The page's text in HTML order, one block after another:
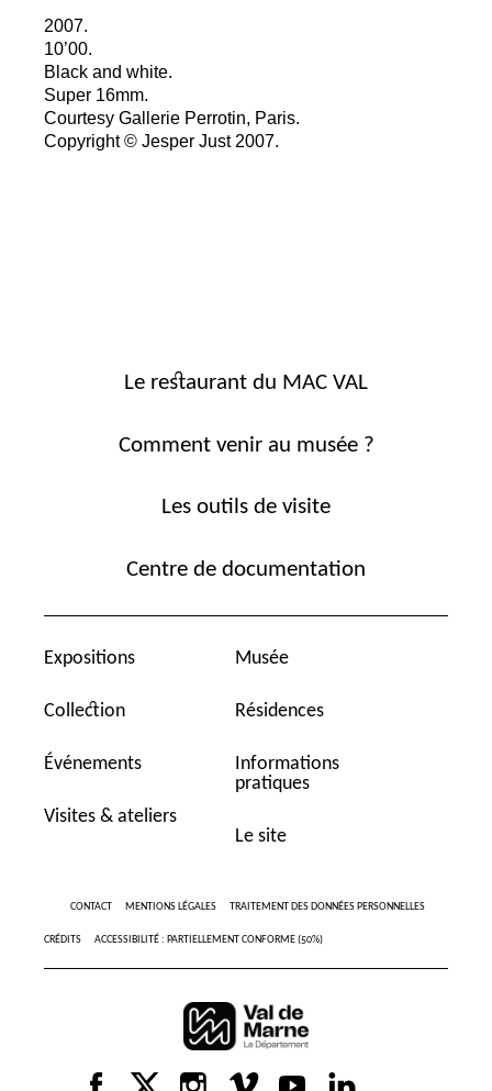
2007.
10’00.
Black and white.
Super 16mm.
Courtesy Gallerie Perrotin, Paris.
Copyright © Jesper Just 2007.
Le restaurant du MAC VAL
Comment venir au musée ?
Les outils de visite
Centre de documentation
Expositions
Collection
Événements
Visites & ateliers
Musée
Résidences
Informations
pratiques
Le site
CONTACT MENTIONS LÉGALES TRAITEMENT DES DONNÉES PERSONNELLES
CRÉDITS ACCESSIBILITÉ : PARTIELLEMENT CONFORME (50%)